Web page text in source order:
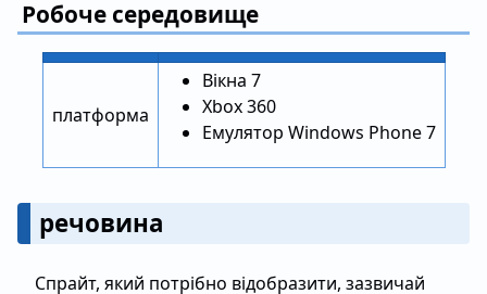
Робоче середовище
платформа
Вікна 7
Xbox 360
Емулятор Windows Phone 7
речовина
Спрайт, який потрібно відобразити, зазвичай